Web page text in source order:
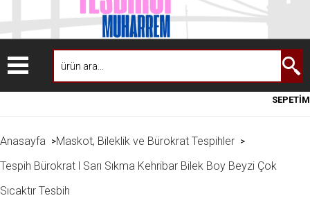
SEPETİM
Anasayfa >Maskot, Bileklik ve Bürokrat Tespihler >
Tespih Bürokrat l Sarı Sıkma Kehribar Bilek Boy Beyzi Çok
Sıcaktır Tesbih